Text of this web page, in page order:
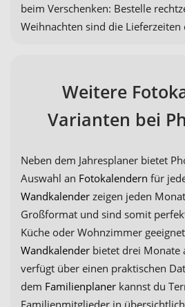
beim Verschenken: Bestelle
Weihnachten sind die Lieferzeiten
Weitere
Varianten bei
Neben dem Jahresplaner bietet
Auswahl an Fotokalendern für
Wandkalender zeigen jeden
Großformat und sind somit
Küche oder Wohnzimmer
Wandkalender bietet drei Monate
verfügt über einen praktischen
dem Familienplaner kannst du
Familienmitglieder in